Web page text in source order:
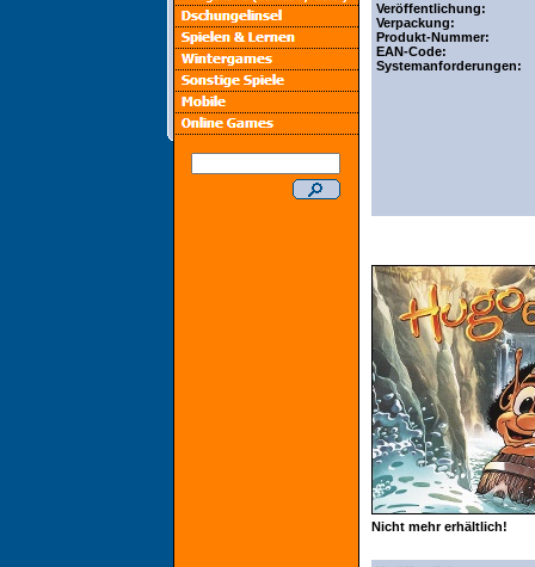
Veröffentlichung:
Verpackung:
Produkt-Nummer:
EAN-Code:
Systemanforderungen:
Nicht mehr erhältlich!